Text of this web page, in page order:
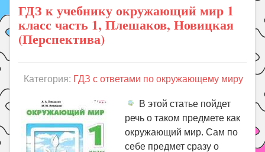
ГДЗ к учебнику окружающий мир 1
класс часть 1, Плешаков, Новицкая
(Перспектива)
Категория: ГДЗ с ответами по окружающему миру
В этой статье пойдет
речь о таком предмете как
окружающий мир. Сам по
себе предмет сразу о